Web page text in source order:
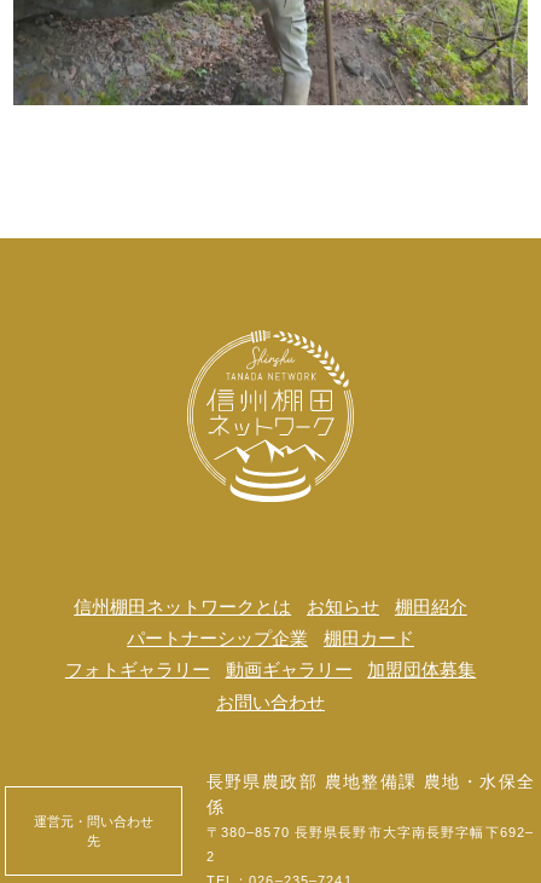
信州棚田ネットワークとは お知らせ
棚田紹介
パートナーシップ企業
棚田カード
フォトギャラリー
動画ギャラリー
加盟団体募集
お問い合わせ
運営元・問い合わせ
先
長野県農政部 農地整備課 農地・水保全
係
〒380‒8570 長野県長野市大字南長野字幅下692‒
2